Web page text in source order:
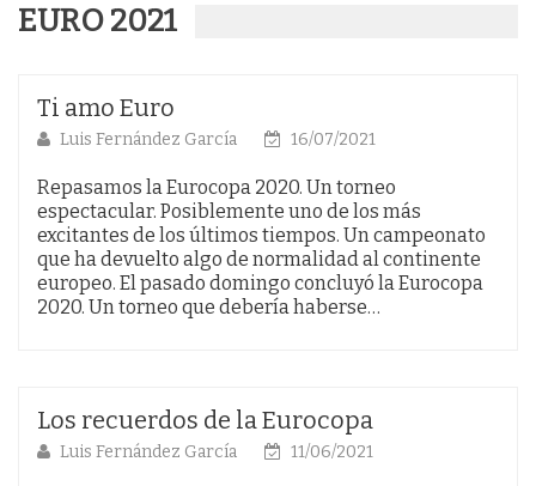
EURO 2021
Ti amo Euro
Luis Fernández García 16/07/2021
Repasamos la Eurocopa 2020. Un torneo
espectacular. Posiblemente uno de los más
excitantes de los últimos tiempos. Un campeonato
que ha devuelto algo de normalidad al continente
europeo. El pasado domingo concluyó la Eurocopa
2020. Un torneo que debería haberse…
Los recuerdos de la Eurocopa
Luis Fernández García 11/06/2021